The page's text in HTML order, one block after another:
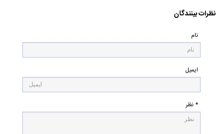
نظرات بینندگان
نام
ایمیل
* نظر